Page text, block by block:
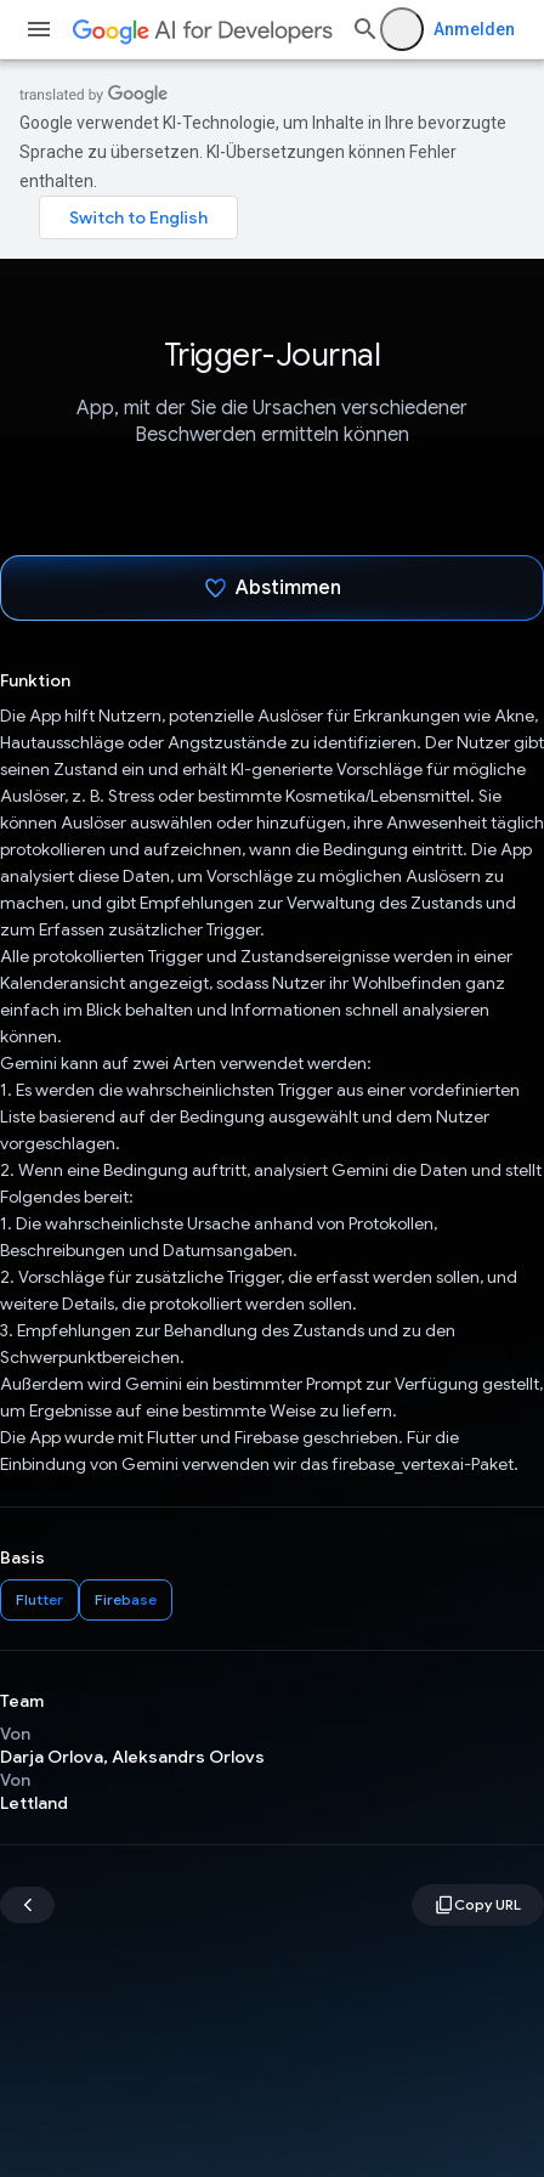
Anmelden
Google verwendet KI-Technologie, um Inhalte in Ihre bevorzugte
Sprache zu übersetzen. KI-Übersetzungen können Fehler
enthalten.
Trigger-Journal
App, mit der Sie die Ursachen verschiedener
Beschwerden ermitteln können
Abstimmen
Funktion
Die App hilft Nutzern, potenzielle Auslöser für Erkrankungen wie Akne,
Hautausschläge oder Angstzustände zu identifizieren. Der Nutzer gibt
seinen Zustand ein und erhält KI-generierte Vorschläge für mögliche
Auslöser, z. B. Stress oder bestimmte Kosmetika/Lebensmittel. Sie
können Auslöser auswählen oder hinzufügen, ihre Anwesenheit täglich
protokollieren und aufzeichnen, wann die Bedingung eintritt. Die App
analysiert diese Daten, um Vorschläge zu möglichen Auslösern zu
machen, und gibt Empfehlungen zur Verwaltung des Zustands und
zum Erfassen zusätzlicher Trigger.
Alle protokollierten Trigger und Zustandsereignisse werden in einer
Kalenderansicht angezeigt, sodass Nutzer ihr Wohlbefinden ganz
einfach im Blick behalten und Informationen schnell analysieren
können.
Gemini kann auf zwei Arten verwendet werden:
1. Es werden die wahrscheinlichsten Trigger aus einer vordefinierten
Liste basierend auf der Bedingung ausgewählt und dem Nutzer
vorgeschlagen.
2. Wenn eine Bedingung auftritt, analysiert Gemini die Daten und stellt
Folgendes bereit:
1. Die wahrscheinlichste Ursache anhand von Protokollen,
Beschreibungen und Datumsangaben.
2. Vorschläge für zusätzliche Trigger, die erfasst werden sollen, und
weitere Details, die protokolliert werden sollen.
3. Empfehlungen zur Behandlung des Zustands und zu den
Schwerpunktbereichen.
Außerdem wird Gemini ein bestimmter Prompt zur Verfügung gestellt,
um Ergebnisse auf eine bestimmte Weise zu liefern.
Die App wurde mit Flutter und Firebase geschrieben. Für die
Einbindung von Gemini verwenden wir das firebase_vertexai-Paket.
Basis
Flutter Firebase
Team
Von
Darja Orlova, Aleksandrs Orlovs
Von
Lettland